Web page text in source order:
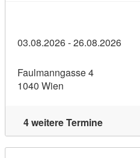
03.08.2026 - 26.08.2026
Faulmanngasse 4
1040 Wien
4 weitere Termine